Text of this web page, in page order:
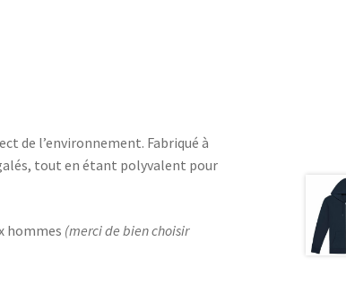
de l’environnement. Fabriqué à
tout en étant polyvalent pour
hommes (merci de bien choisir